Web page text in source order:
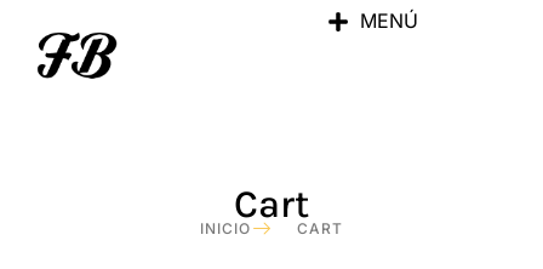
MENÚ
Cart
INICIO CART